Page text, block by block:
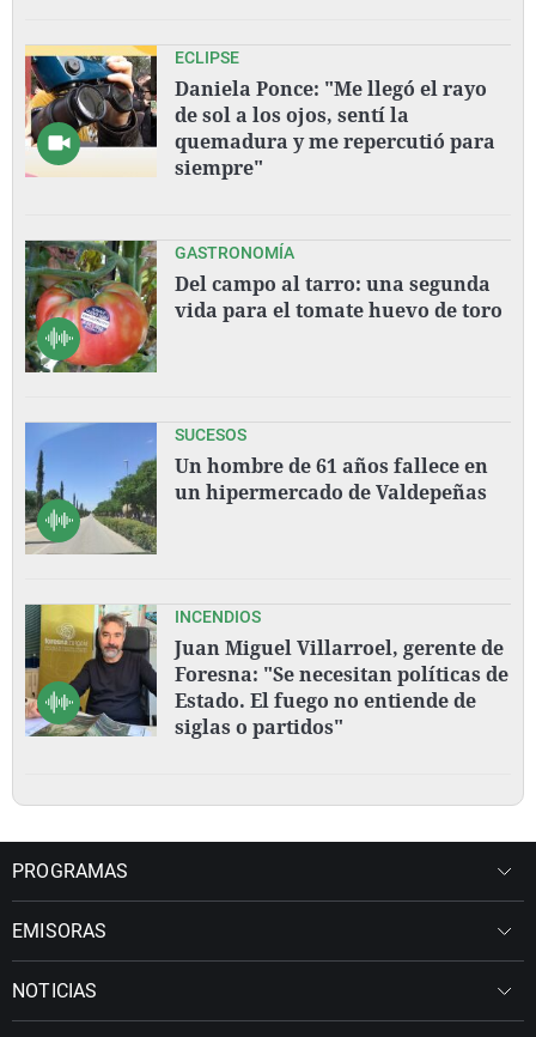
ECLIPSE
Daniela Ponce: "Me llegó el rayo
de sol a los ojos, sentí la
quemadura y me repercutió para
siempre"
GASTRONOMÍA
Del campo al tarro: una segunda
vida para el tomate huevo de toro
SUCESOS
Un hombre de 61 años fallece en
un hipermercado de Valdepeñas
INCENDIOS
Juan Miguel Villarroel, gerente de
Foresna: "Se necesitan políticas de
Estado. El fuego no entiende de
siglas o partidos"
PROGRAMAS
EMISORAS
NOTICIAS